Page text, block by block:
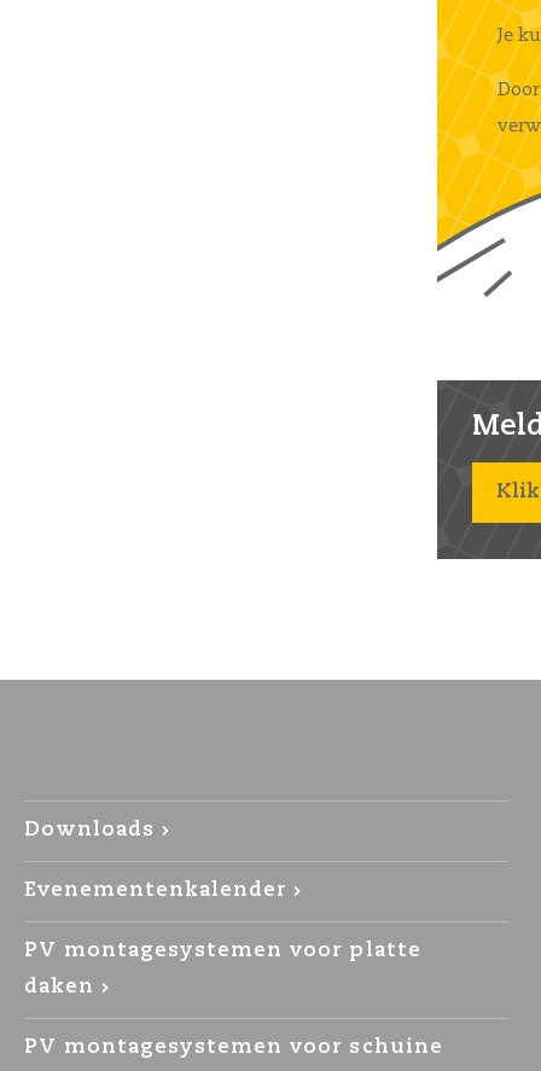
Je
Downloads
Evenementenkalender
PV montagesystemen voor platte
daken
PV montagesystemen voor schuine